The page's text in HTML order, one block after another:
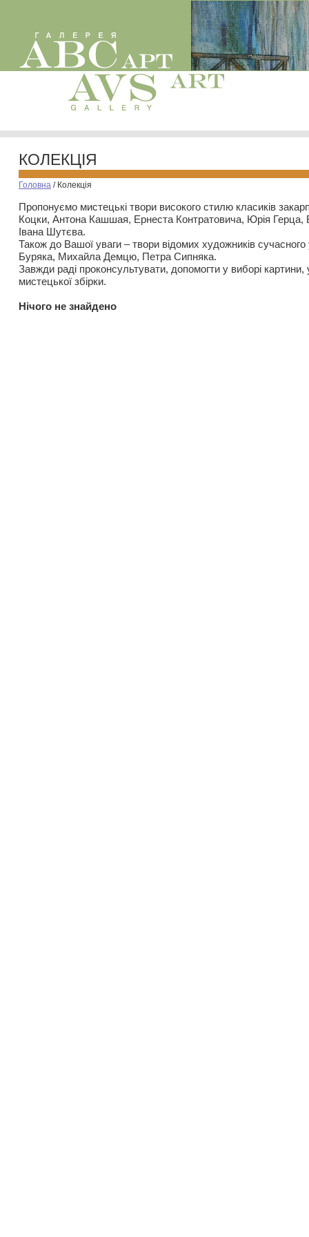
КОЛЕКЦІЯ
Головна / Колекція
Пропонуємо мистецькі твори високого стилю класиків
Коцки, Антона Кашшая, Ернеста Контратовича, Юрія
Івана Шутєва.
Також до Вашої уваги – твори відомих художників
Буряка, Михайла Демцю, Петра Сипняка.
Завжди раді проконсультувати, допомогти у виборі картини,
мистецької збірки.
Нiчого не знайдено